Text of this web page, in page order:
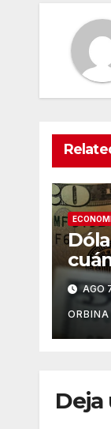
AGO
ORBINA